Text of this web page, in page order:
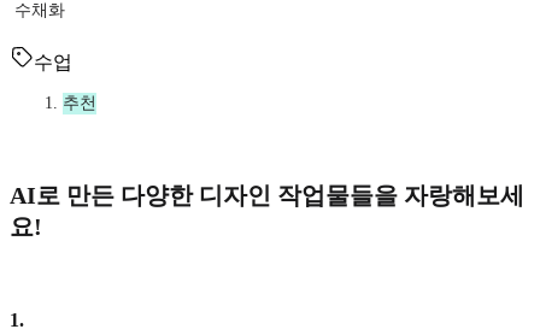
수채화
수업
추천
AI로 만든 다양한 디자인 작업물들을 자랑해보세
요!
1.